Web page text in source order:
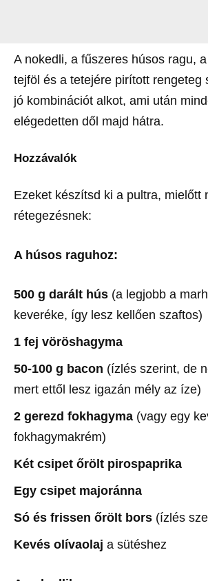
A nokedli, a fűszeres húsos ragu,
tejföl és a tetejére pirított rengeteg
jó kombinációt alkot, ami után
elégedetten dől majd hátra.
Hozzávalók
Ezeket készítsd ki a pultra, mielőtt
rétegezésnek:
A húsos raguhoz:
500 g darált hús (a legjobb a
keveréke, így lesz kellően szaftos)
1 fej vöröshagyma
50-100 g bacon (ízlés szerint, de
mert ettől lesz igazán mély az íze)
2 gerezd fokhagyma (vagy egy
fokhagymakrém)
Két csipet őrölt pirospaprika
Egy csipet majoránna
Só és frissen őrölt bors (ízlés
Kevés olívaolaj a sütéshez